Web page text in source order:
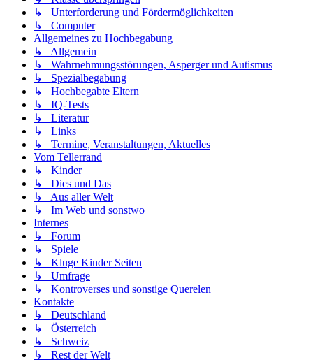
↳ Unterforderung und Fördermöglichkeiten
↳ Computer
Allgemeines zu Hochbegabung
↳ Allgemein
↳ Wahrnehmungsstörungen, Asperger und Autismus
↳ Spezialbegabung
↳ Hochbegabte Eltern
↳ IQ-Tests
↳ Literatur
↳ Links
↳ Termine, Veranstaltungen, Aktuelles
Vom Tellerrand
↳ Kinder
↳ Dies und Das
↳ Aus aller Welt
↳ Im Web und sonstwo
Internes
↳ Forum
↳ Spiele
↳ Kluge Kinder Seiten
↳ Umfrage
↳ Kontroverses und sonstige Querelen
Kontakte
↳ Deutschland
↳ Österreich
↳ Schweiz
↳ Rest der Welt